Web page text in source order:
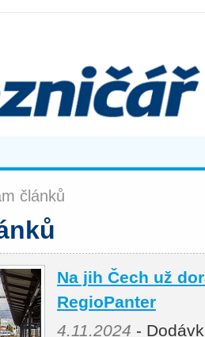
článků
Na jih Čech už
RegioPanter
4.11.2024 -